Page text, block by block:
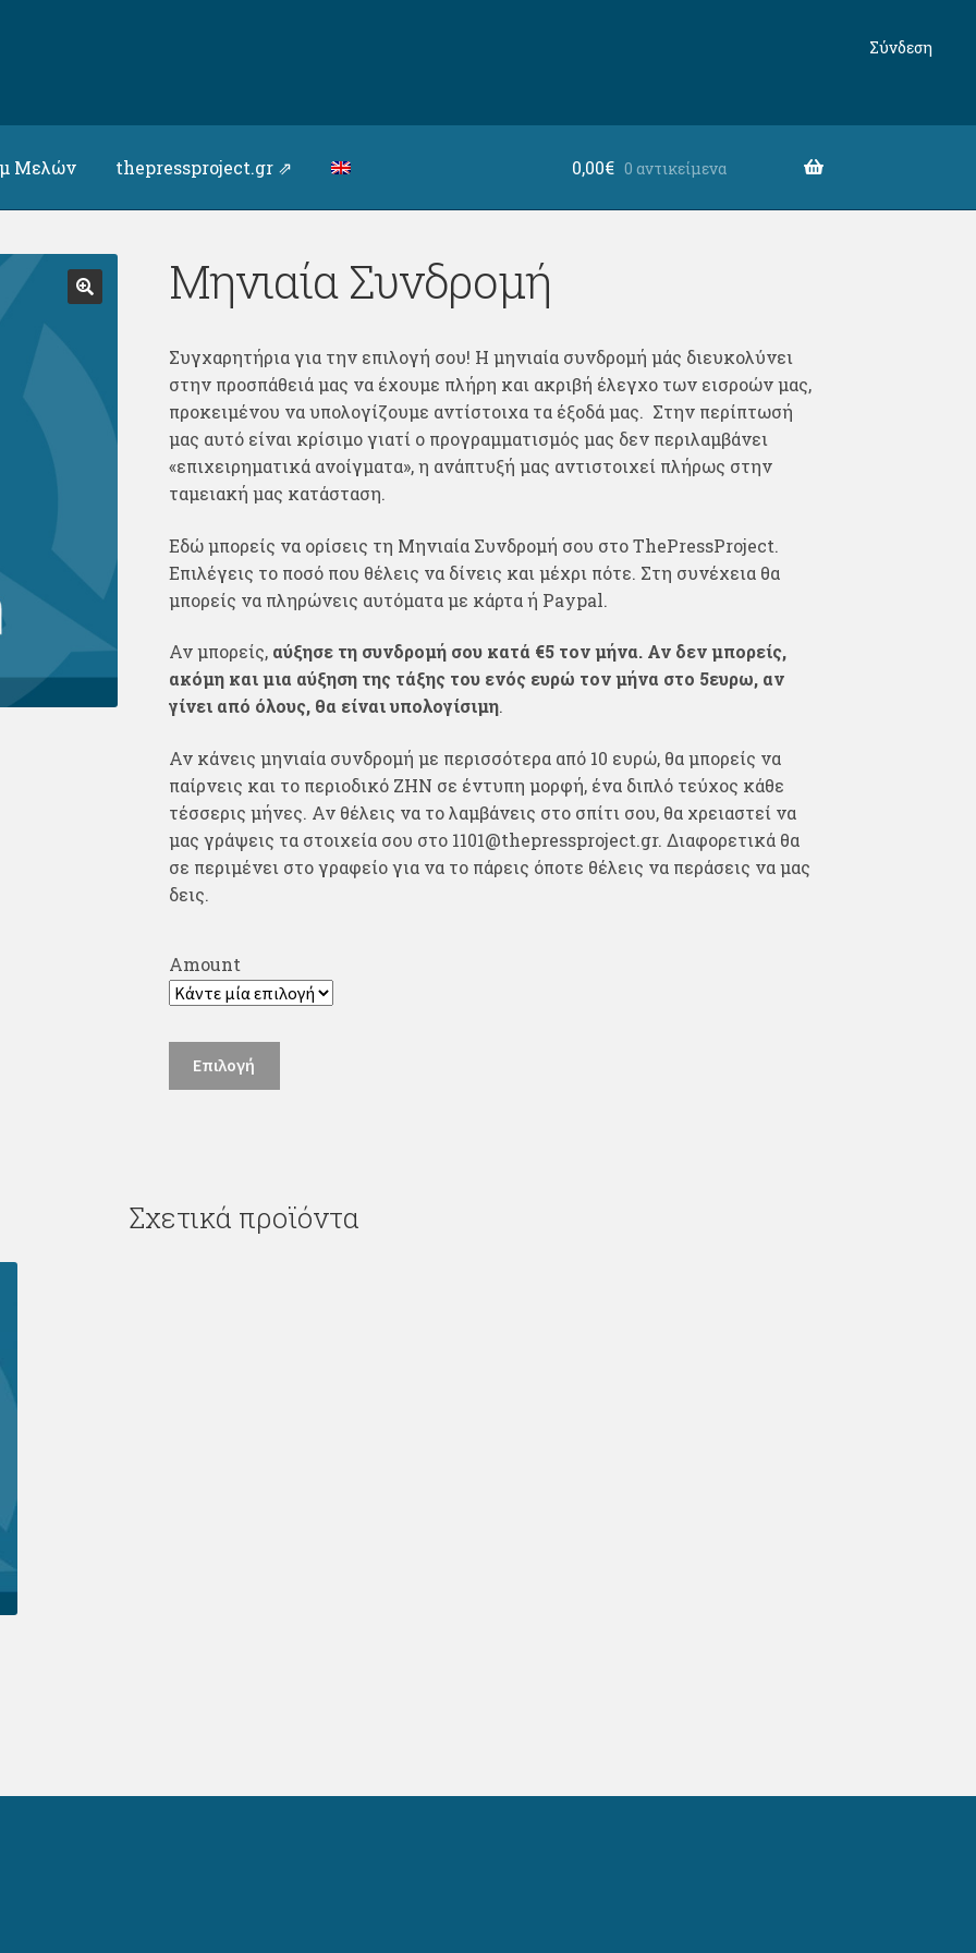
Μελών thepressproject.gr ⇗ 0,00€ 0 αντικείμενα
Σύνδεση
Μηνιαία Συνδρομή
Συγχαρητήρια για την επιλογή σου! Η μηνιαία συνδρομή μάς διευκολύνει
στην προσπάθειά μας να έχουμε πλήρη και ακριβή έλεγχο των εισροών μας,
προκειμένου να υπολογίζουμε αντίστοιχα τα έξοδά μας. Στην περίπτωσή
μας αυτό είναι κρίσιμο γιατί ο προγραμματισμός μας δεν περιλαμβάνει
«επιχειρηματικά ανοίγματα», η ανάπτυξή μας αντιστοιχεί πλήρως στην
ταμειακή μας κατάσταση.
Εδώ μπορείς να ορίσεις τη Μηνιαία Συνδρομή σου στο ThePressProject.
Επιλέγεις το ποσό που θέλεις να δίνεις και μέχρι πότε. Στη συνέχεια θα
μπορείς να πληρώνεις αυτόματα με κάρτα ή Paypal.
Αν μπορείς, αύξησε τη συνδρομή σου κατά €5 τον μήνα. Αν δεν μπορείς,
ακόμη και μια αύξηση της τάξης του ενός ευρώ τον μήνα στο 5ευρω, αν
γίνει από όλους, θα είναι υπολογίσιμη.
Αν κάνεις μηνιαία συνδρομή με περισσότερα από 10 ευρώ, θα μπορείς να
παίρνεις και το περιοδικό ΖΗΝ σε έντυπη μορφή, ένα διπλό τεύχος κάθε
τέσσερις μήνες. Αν θέλεις να το λαμβάνεις στο σπίτι σου, θα χρειαστεί να
μας γράψεις τα στοιχεία σου στο 1101@thepressproject.gr. Διαφορετικά θα
σε περιμένει στο γραφείο για να το πάρεις όποτε θέλεις να περάσεις να μας
δεις.
Amount
Μηνιαία
Συνδρομή
Επιλογή
Σχετικά προϊόντα